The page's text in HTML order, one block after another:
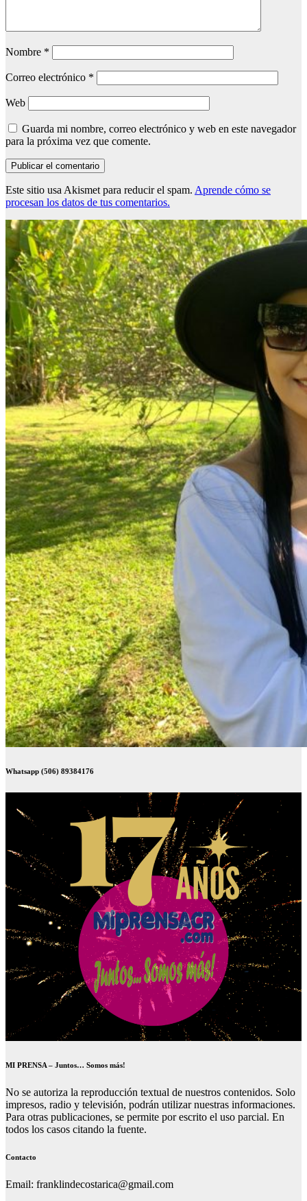
Nombre *
Correo electrónico *
Web
Guarda mi nombre, correo electrónico y web en este navegador
para la próxima vez que comente.
Este sitio usa Akismet para reducir el spam. Aprende cómo se
procesan los datos de tus comentarios.
Whatsapp (506) 89384176
MI PRENSA – Juntos… Somos más!
No se autoriza la reproducción textual de nuestros contenidos. Solo
impresos, radio y televisión, podrán utilizar nuestras informaciones.
Para otras publicaciones, se permite por escrito el uso parcial. En
todos los casos citando la fuente.
Contacto
Email: franklindecostarica@gmail.com